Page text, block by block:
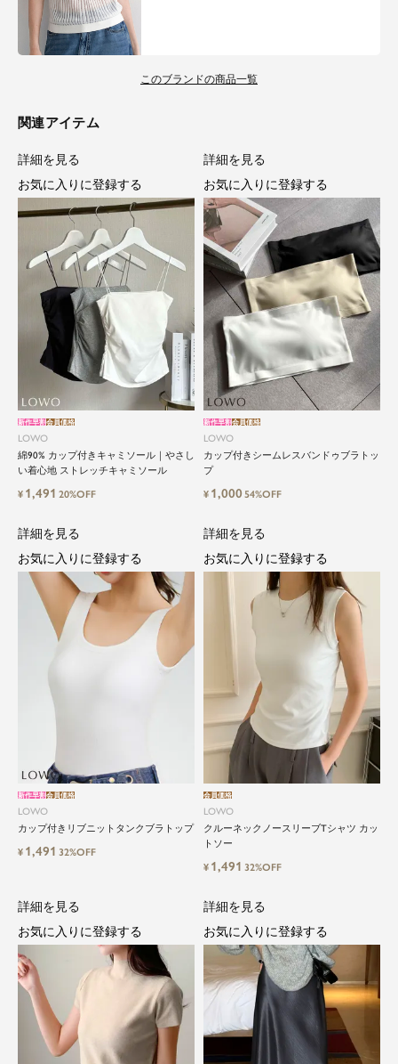
このブランドの商品一覧
関連アイテム
LOWO
綿90% カップ付きキャミソール｜やさし
い着心地 ストレッチキャミソール
新作早割会員価格
¥ 1,491 20%OFF
詳細を見る
お気に入りに登録する
LOWO
カップ付きシームレスバンドゥブラトッ
プ
新作早割会員価格
¥ 1,00054%OFF
詳細を見る
お気に入りに登録する
LOWO
カップ付きリブニットタンクブラトップ
新作早割会員価格
¥ 1,491 32%OFF
詳細を見る
お気に入りに登録する
LOWO
クルーネックノースリーブTシャツ カッ
トソー
会員価格
¥ 1,491 32%OFF
詳細を見る
お気に入りに登録する
詳細を見る
お気に入りに登録する
詳細を見る
お気に入りに登録する